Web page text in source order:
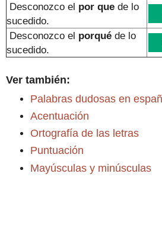
Desconozco el por que de lo
sucedido.
Desconozco el porqué de lo
sucedido.
Ver también:
Palabras dudosas en
Acentuación
Ortografía de las letras
Puntuación
Mayúsculas y minúsculas